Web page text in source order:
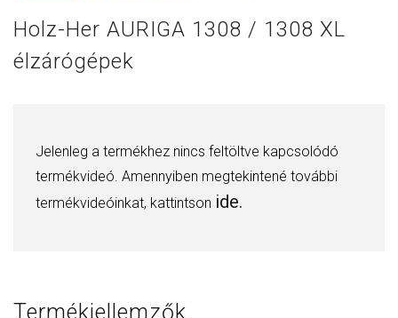
Holz-Her AURIGA 1308 / 1308 XL
élzárógépek
Jelenleg a termékhez nincs feltöltve kapcsolódó
termékvideó. Amennyiben megtekintené további
termékvideóinkat, kattintson ide.
Termékjellemzők